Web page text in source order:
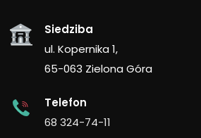
Siedziba
ul. Kopernika 1,
65-063 Zielona Góra
Telefon
68 324-74-11